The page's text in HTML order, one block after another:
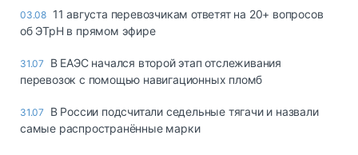
03.08 11 августа перевозчикам ответят на 20+ вопросов
об ЭТрН в прямом эфире
31.07
В ЕАЭС начался второй этап отслеживания
перевозок с помощью навигационных пломб
31.07
В России подсчитали седельные тягачи и назвали
самые распространённые марки